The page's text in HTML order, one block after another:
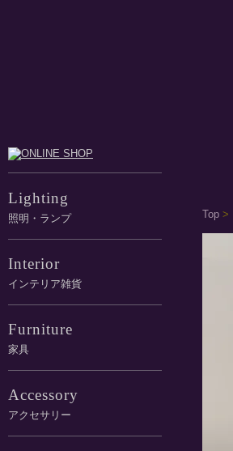
Top >
Lighting
照明・ランプ
Interior
インテリア雑貨
Furniture
家具
Accessory
アクセサリー